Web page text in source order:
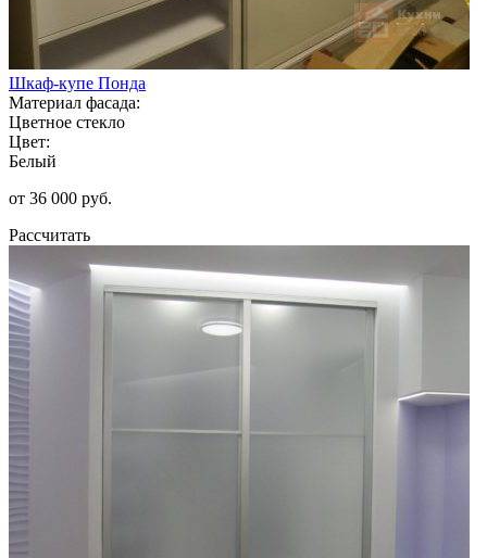
Шкаф-купе Понда
Материал фасада:
Цветное стекло
Цвет:
Белый
от 36 000 руб.
Рассчитать